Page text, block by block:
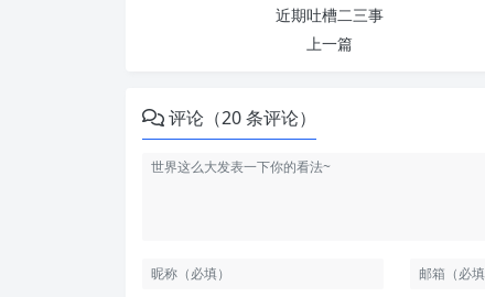
近期吐槽二三事
上一篇
评论（20 条评论）